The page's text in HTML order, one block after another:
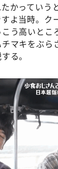
かっていう
よ当時。ク
う高いとこ
マキをぶら
る。